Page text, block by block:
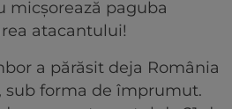
micșorează paguba
atacantului!
a părăsit deja România
sub forma de împrumut.